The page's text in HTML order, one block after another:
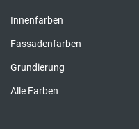
Innenfarben
Fassadenfarben
Grundierung
Alle Farben